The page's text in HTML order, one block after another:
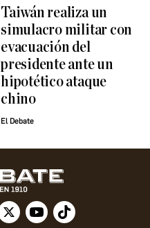
Taiwán realiza un
simulacro militar con
evacuación del
presidente ante un
hipotético ataque
chino
El Debate